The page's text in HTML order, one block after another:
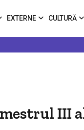
EXTERNE CULTURĂ
III